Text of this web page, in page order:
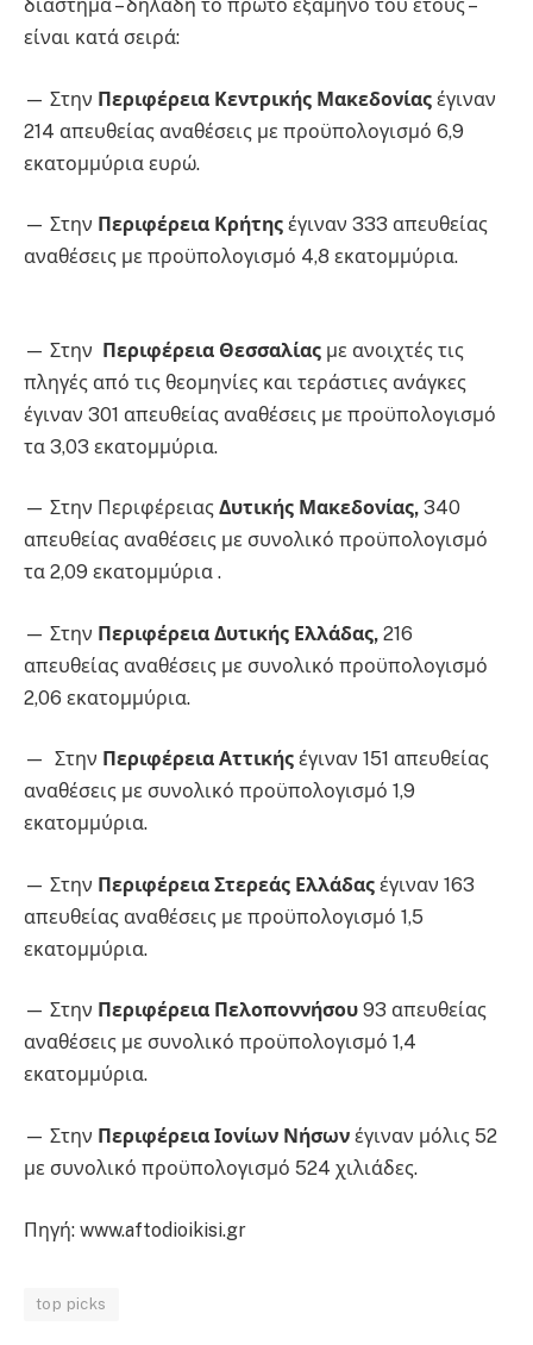
διάστημα – δηλαδή το πρώτο εξάμηνο του έτους –
είναι κατά σειρά:
— Στην Περιφέρεια Κεντρικής Μακεδονίας έγιναν
214 απευθείας αναθέσεις με προϋπολογισμό 6,9
εκατομμύρια ευρώ.
— Στην Περιφέρεια Κρήτης έγιναν 333 απευθείας
αναθέσεις με προϋπολογισμό 4,8 εκατομμύρια.
— Στην Περιφέρεια Θεσσαλίας με ανοιχτές τις
πληγές από τις θεομηνίες και τεράστιες ανάγκες
έγιναν 301 απευθείας αναθέσεις με προϋπολογισμό
τα 3,03 εκατομμύρια.
— Στην Περιφέρειας Δυτικής Μακεδονίας, 340
απευθείας αναθέσεις με συνολικό προϋπολογισμό
τα 2,09 εκατομμύρια .
— Στην Περιφέρεια Δυτικής Ελλάδας, 216
απευθείας αναθέσεις με συνολικό προϋπολογισμό
2,06 εκατομμύρια.
— Στην Περιφέρεια Αττικής έγιναν 151 απευθείας
αναθέσεις με συνολικό προϋπολογισμό 1,9
εκατομμύρια.
— Στην Περιφέρεια Στερεάς Ελλάδας έγιναν 163
απευθείας αναθέσεις με προϋπολογισμό 1,5
εκατομμύρια.
— Στην Περιφέρεια Πελοποννήσου 93 απευθείας
αναθέσεις με συνολικό προϋπολογισμό 1,4
εκατομμύρια.
— Στην Περιφέρεια Ιονίων Νήσων έγιναν μόλις 52
με συνολικό προϋπολογισμό 524 χιλιάδες.
Πηγή: www.aftodioikisi.gr
top picks